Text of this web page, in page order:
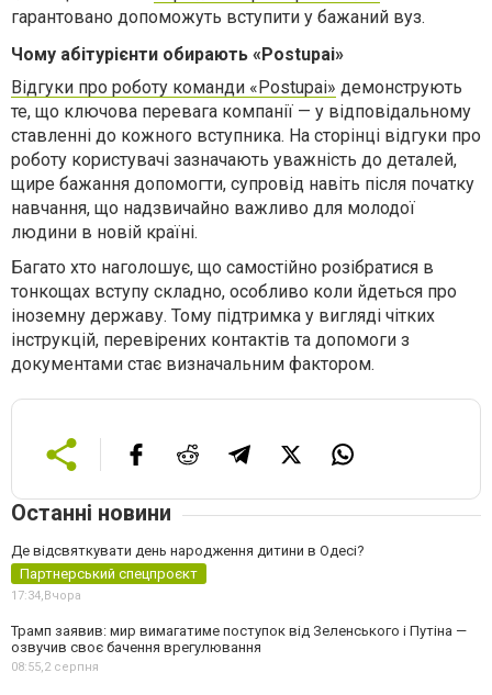
гарантовано допоможуть вступити у бажаний вуз.
Чому абітурієнти обирають «Postupai»
Відгуки про роботу команди «Postupai» демонструють
те, що ключова перевага компанії — у відповідальному
ставленні до кожного вступника. На сторінці відгуки про
роботу користувачі зазначають уважність до деталей,
щире бажання допомогти, супровід навіть після початку
навчання, що надзвичайно важливо для молодої
людини в новій країні.
Багато хто наголошує, що самостійно розібратися в
тонкощах вступу складно, особливо коли йдеться про
іноземну державу. Тому підтримка у вигляді чітких
інструкцій, перевірених контактів та допомоги з
документами стає визначальним фактором.
Останні новини
Де відсвяткувати день народження дитини в Одесі?
Партнерський спецпроєкт
17:34, Вчора
Трамп заявив: мир вимагатиме поступок від Зеленського і Путіна —
озвучив своє бачення врегулювання
08:55,2 серпня